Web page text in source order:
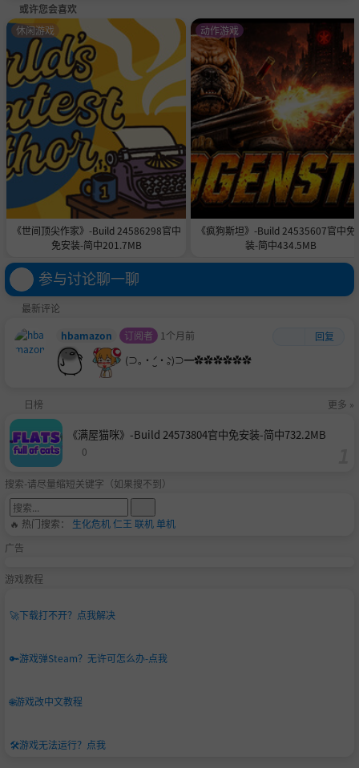
或许您会喜欢
《世间顶尖作家》-Build 24586298官中
免安装-简中201.7MB
休闲游戏
《疯狗斯坦》-Build 24535607官中免
装-简中434.5MB
动作游戏
参与讨论聊一聊
最新评论
hbamazon
订阅者 1个月前
回复
(⊃｡•́‿•̀｡)⊃━✿✿✿✿✿✿
日榜 更多 »
《满屋猫咪》-Build 24573804官中免安装-简中732.2MB
0
搜索-请尽量缩短关键字（如果搜不到）
🔥 热门搜索： 生化危机仁王 联机单机
广告
游戏教程
🚀下载打不开？点我解决
🔑游戏弹Steam？无许可怎么办-点我
🌐游戏改中文教程
🛠️游戏无法运行？点我